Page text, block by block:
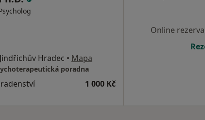
Hradec • Mapa
poradna
1 000 Kč
Online